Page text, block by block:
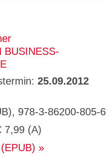
BUSINESS-
25.09.2012
978-3-86200-805-6
7,99 (A)